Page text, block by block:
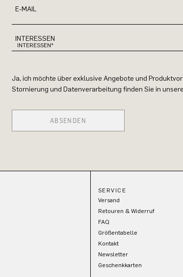
E-MAIL
INTERESSEN
Ja, ich möchte über exklusive Angebote und
Stornierung und Datenverarbeitung finden Sie in
ABSENDEN
SERVICE
Versand
Retouren & Widerruf
FAQ
Größentabelle
Kontakt
Newsletter
Geschenkkarten